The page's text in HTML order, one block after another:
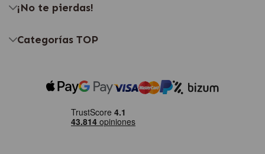
¡No te pierdas!
Categorías TOP